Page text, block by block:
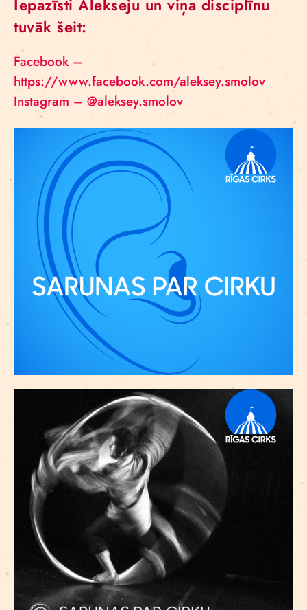
Iepazīsti Alekseju un viņa disciplīnu
tuvāk šeit:
Facebook –
https://www.facebook.com/aleksey.smolov
Instagram – @aleksey.smolov